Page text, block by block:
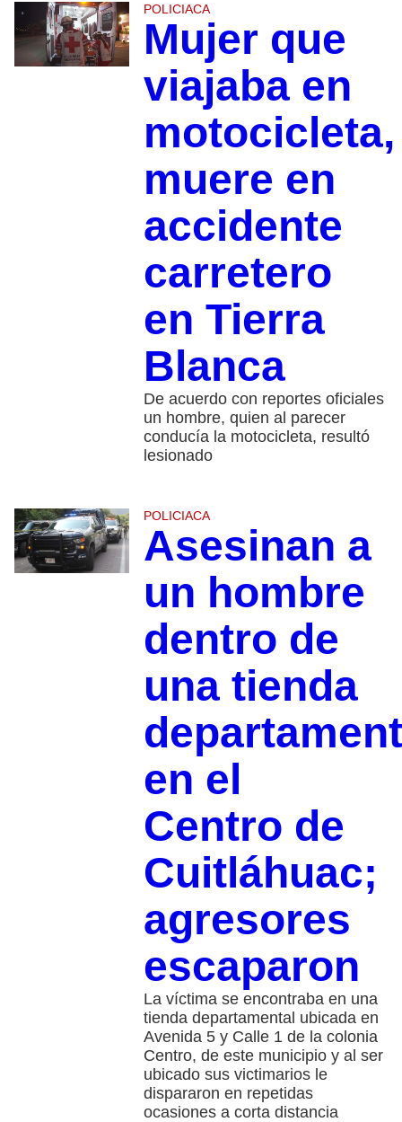
POLICIACA
Mujer que
viajaba en
motocicleta,
muere en
accidente
carretero
en Tierra
Blanca
De acuerdo con reportes oficiales
un hombre, quien al parecer
conducía la motocicleta, resultó
lesionado
POLICIACA
Asesinan a
un hombre
dentro de
una tienda
en el
Centro de
Cuitláhuac;
agresores
escaparon
La víctima se encontraba en una
tienda departamental ubicada en
Avenida 5 y Calle 1 de la colonia
Centro, de este municipio y al ser
ubicado sus victimarios le
dispararon en repetidas
ocasiones a corta distancia